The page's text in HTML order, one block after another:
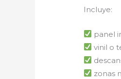
Incluye:
panel
vinil o
zonas